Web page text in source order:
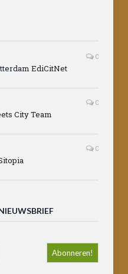
0
EdiCitNet
0
City Team
0